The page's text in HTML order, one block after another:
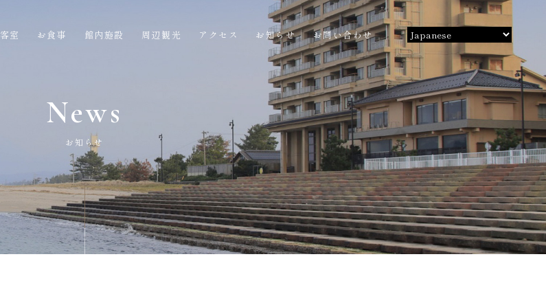
客室 お食事 館内施設 周辺観光 アクセス お知らせ お問い合わせ
News
お知らせ